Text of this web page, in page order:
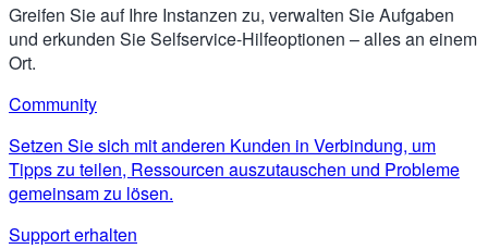
Greifen Sie auf Ihre Instanzen zu, verwalten Sie Aufgaben
und erkunden Sie Selfservice-Hilfeoptionen – alles an einem
Ort.
Community
Setzen Sie sich mit anderen Kunden in Verbindung, um
Tipps zu teilen, Ressourcen auszutauschen und Probleme
gemeinsam zu lösen.
Support erhalten